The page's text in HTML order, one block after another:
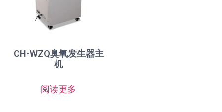
CH-WZQ臭氧发生器主
机
阅读更多